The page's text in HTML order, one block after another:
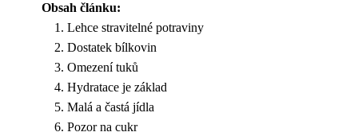
Obsah článku:
Lehce stravitelné potraviny
Dostatek bílkovin
Omezení tuků
Hydratace je základ
Malá a častá jídla
Pozor na cukr